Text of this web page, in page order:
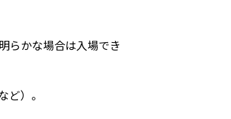
らかな場合は入場でき
）。